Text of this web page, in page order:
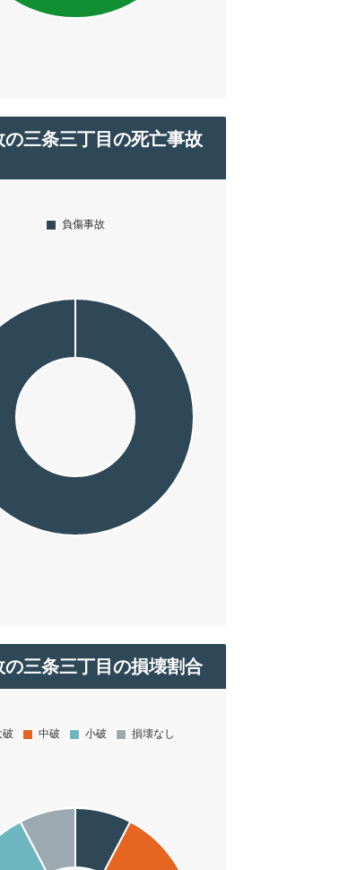
の三条三丁目の死亡事故
の三条三丁目の損壊割合